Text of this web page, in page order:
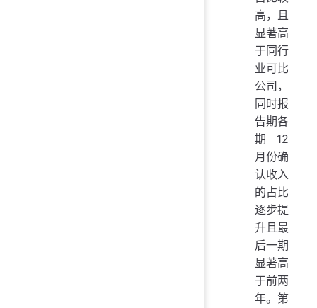
高，且
显著高
于同行
业可比
公司，
同时报
告期各
期12
月份确
认收入
的占比
逐步提
升且最
后一期
显著高
于前两
年。第